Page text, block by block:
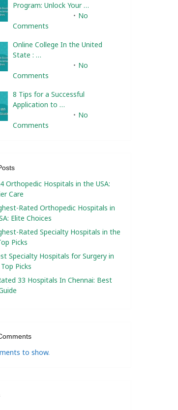
Program: Unlock Your …
No
Comments
Online College In the United
State : …
No
Comments
8 Tips for a Successful
Application to …
No
Comments
Orthopedic Hospitals in the USA:
Care
Rated Orthopedic Hospitals in
Elite Choices
Rated Specialty Hospitals in the
Picks
Specialty Hospitals for Surgery in
Picks
33 Hospitals In Chennai: Best
to show.